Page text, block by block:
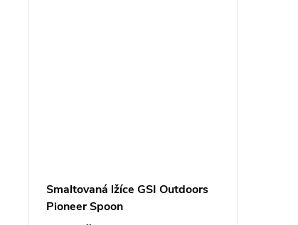
Smaltovaná lžíce GSI Outdoors
Pioneer Spoon